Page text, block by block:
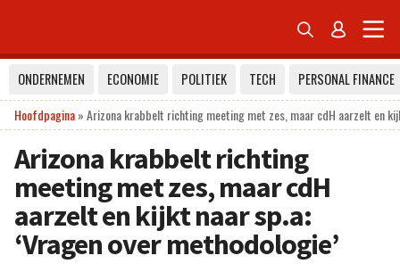
 
ONDERNEMEN ECONOMIE POLITIEK TECH
PERSONAL FINANCE
Hoofdpagina»Arizona krabbelt richting meeting met zes, maar cdH aarzelt en
Arizona krabbelt richting
meeting met zes, maar cdH
aarzelt en kijkt naar sp.a:
‘Vragen over methodologie’